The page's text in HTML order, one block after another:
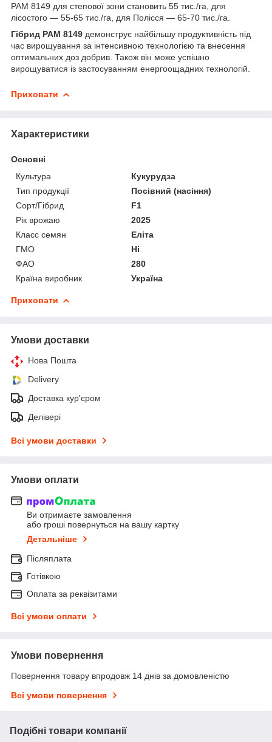
РАМ 8149 для степової зони становить 55 тис./га, для
лісостого — 55-65 тис./га, для Полісся — 65-70 тис./га.
Гібрид РАМ 8149 демонструє найбільшу продуктивність під
час вирощування за інтенсивною технологією та внесення
оптимальних доз добрив. Також він може успішно
вирощуватися із застосуванням енергоощадних технологій.
Приховати
Характеристики
Основні
Культура
Кукурудза
Тип продукції
Посівний (насіння)
Сорт/Гібрид
F1
Рік врожаю
2025
Класс семян
Еліта
ГМО
Ні
ФАО
280
Країна виробник
Україна
Приховати
Умови доставки
Нова Пошта
Delivery
Доставка кур'єром
Делівері
Всі умови доставки
Умови оплати
Ви отримаєте замовлення
або гроші повернуться на вашу картку
Детальніше
Післяплата
Готівкою
Оплата за реквізитами
Всі умови оплати
Умови повернення
Повернення товару впродовж 14 днів за домовленістю
Всі умови повернення
Подібні товари компанії